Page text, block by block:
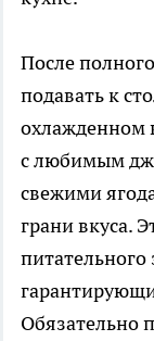
После
подавать к
охлажденном
с любимым
свежими
грани вкуса.
питательного
Обязательно